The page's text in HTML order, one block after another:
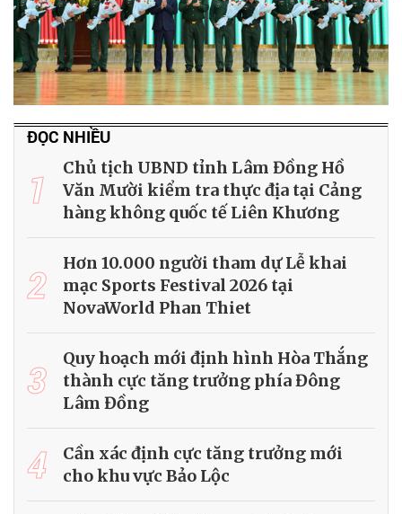
ĐỌC NHIỀU
1
Chủ tịch UBND tỉnh Lâm Đồng Hồ
Văn Mười kiểm tra thực địa tại Cảng
hàng không quốc tế Liên Khương
2
Hơn 10.000 người tham dự Lễ khai
mạc Sports Festival 2026 tại
NovaWorld Phan Thiet
3
Quy hoạch mới định hình Hòa Thắng
thành cực tăng trưởng phía Đông
Lâm Đồng
4
Cần xác định cực tăng trưởng mới
cho khu vực Bảo Lộc